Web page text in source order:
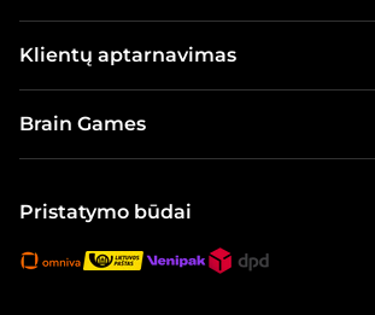
Žaidimai vaikams
Modeliai ir konstruktoriai
Visos prekės
Klientų aptarnavimas
Pristatymo informacija
Dovanų kortelė
Brain Games
Naujienos
Pristatymo būdai